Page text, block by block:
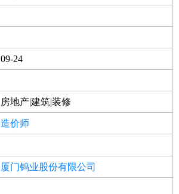
09-24
房地产|建筑|装修
建筑/装修
造价师
厦门钨业股份有限公司